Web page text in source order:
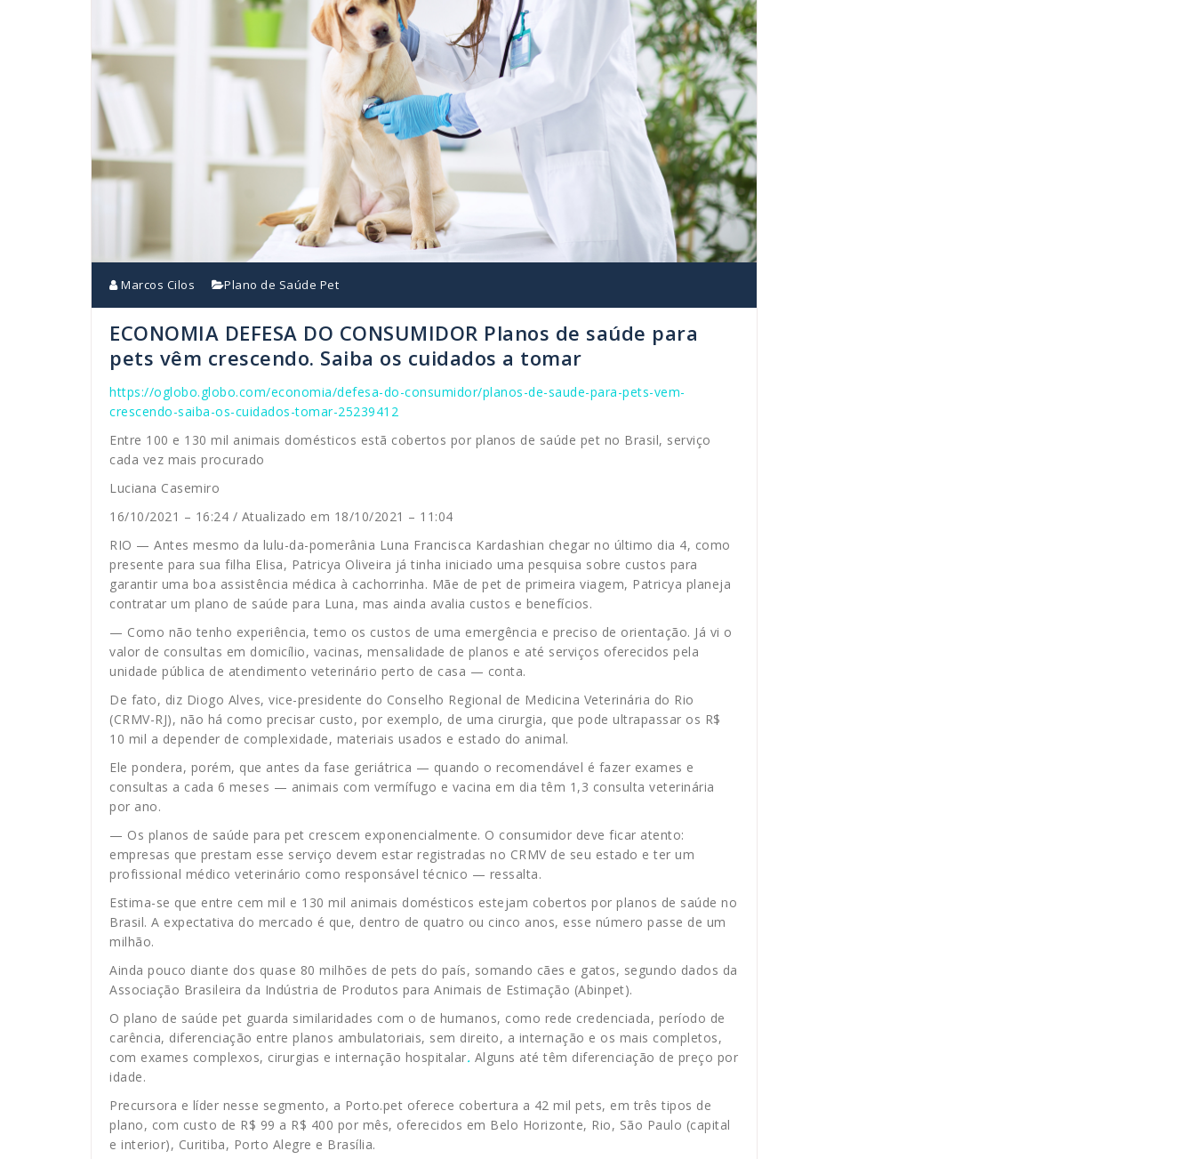
Marcos Cilos Plano de Saúde Pet
ECONOMIA DEFESA DO CONSUMIDOR Planos de saúde para
pets vêm crescendo. Saiba os cuidados a tomar
https://oglobo.globo.com/economia/defesa-do-consumidor/planos-de-saude-para-pets-vem-
crescendo-saiba-os-cuidados-tomar-25239412
Entre 100 e 130 mil animais domésticos estã cobertos por planos de saúde pet no Brasil, serviço
cada vez mais procurado
Luciana Casemiro
16/10/2021 – 16:24 / Atualizado em 18/10/2021 – 11:04
RIO — Antes mesmo da lulu-da-pomerânia Luna Francisca Kardashian chegar no último dia 4, como
presente para sua filha Elisa, Patricya Oliveira já tinha iniciado uma pesquisa sobre custos para
garantir uma boa assistência médica à cachorrinha. Mãe de pet de primeira viagem, Patricya planeja
contratar um plano de saúde para Luna, mas ainda avalia custos e benefícios.
— Como não tenho experiência, temo os custos de uma emergência e preciso de orientação. Já vi o
valor de consultas em domicílio, vacinas, mensalidade de planos e até serviços oferecidos pela
unidade pública de atendimento veterinário perto de casa — conta.
De fato, diz Diogo Alves, vice-presidente do Conselho Regional de Medicina Veterinária do Rio
(CRMV-RJ), não há como precisar custo, por exemplo, de uma cirurgia, que pode ultrapassar os R$
10 mil a depender de complexidade, materiais usados e estado do animal.
Ele pondera, porém, que antes da fase geriátrica — quando o recomendável é fazer exames e
consultas a cada 6 meses — animais com vermífugo e vacina em dia têm 1,3 consulta veterinária
por ano.
— Os planos de saúde para pet crescem exponencialmente. O consumidor deve ficar atento:
empresas que prestam esse serviço devem estar registradas no CRMV de seu estado e ter um
profissional médico veterinário como responsável técnico — ressalta.
Estima-se que entre cem mil e 130 mil animais domésticos estejam cobertos por planos de saúde no
Brasil. A expectativa do mercado é que, dentro de quatro ou cinco anos, esse número passe de um
milhão.
Ainda pouco diante dos quase 80 milhões de pets do país, somando cães e gatos, segundo dados da
Associação Brasileira da Indústria de Produtos para Animais de Estimação (Abinpet).
O plano de saúde pet guarda similaridades com o de humanos, como rede credenciada, período de
carência, diferenciação entre planos ambulatoriais, sem direito, a internação e os mais completos,
com exames complexos, cirurgias e internação hospitalar. Alguns até têm diferenciação de preço por
idade.
Precursora e líder nesse segmento, a Porto.pet oferece cobertura a 42 mil pets, em três tipos de
plano, com custo de R$ 99 a R$ 400 por mês, oferecidos em Belo Horizonte, Rio, São Paulo (capital
e interior), Curitiba, Porto Alegre e Brasília.